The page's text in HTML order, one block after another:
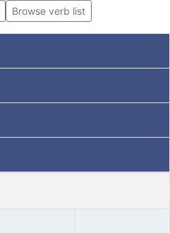
Browse verb list